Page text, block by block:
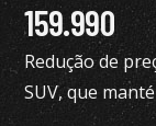
159.990
Redução de
SUV, que